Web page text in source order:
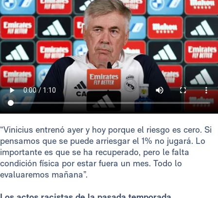
“Vinicius entrenó ayer y hoy porque el riesgo es cero. Si
pensamos que se puede arriesgar el 1% no jugará. Lo
importante es que se ha recuperado, pero le falta
condición física por estar fuera un mes. Todo lo
evaluaremos mañana”.